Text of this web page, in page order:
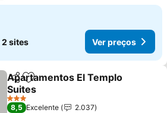
2 sites Ver preços
PartilharAdicionar aos favoritos
Apartamentos El Templo
Suites
Ver preços
3 Estrelas
8,5 Excelente
2.037